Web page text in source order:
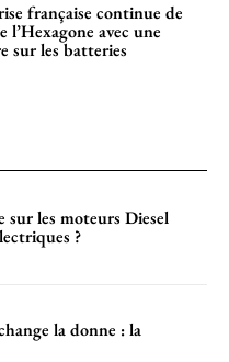
française continue de
l’Hexagone avec une
sur les batteries
les moteurs Diesel
?
la donne : la